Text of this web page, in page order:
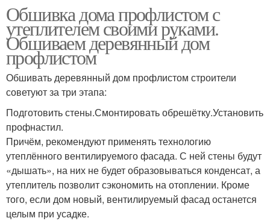
Обшивка дома профлистом с
утеплителем своими руками.
Обшиваем деревянный дом
профлистом
Обшивать деревянный дом профлистом строители
советуют за три этапа:
Подготовить стены.Смонтировать обрешётку.Установить
профнастил.
Причём, рекомендуют применять технологию
утеплённого вентилируемого фасада. С ней стены будут
«дышать», на них не будет образовываться конденсат, а
утеплитель позволит сэкономить на отоплении. Кроме
того, если дом новый, вентилируемый фасад останется
целым при усадке.